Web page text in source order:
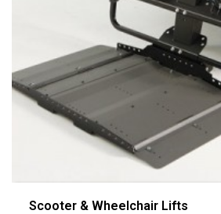
Scooter & Wheelchair Lifts